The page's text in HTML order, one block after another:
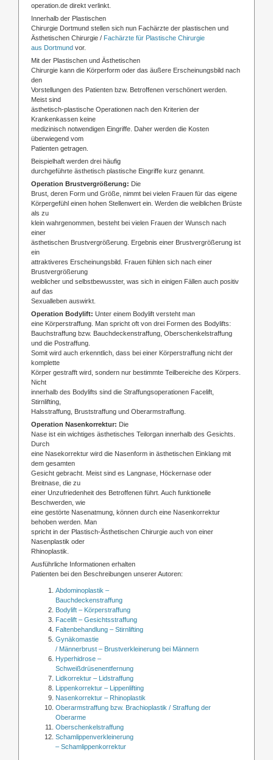
operation.de direkt verlinkt.
Innerhalb der Plastischen
Chirurgie Dortmund stellen sich nun Fachärzte der plastischen und
Ästhetischen Chirurgie / Fachärzte für Plastische Chirurgie
aus Dortmund vor.
Mit der Plastischen und Ästhetischen
Chirurgie kann die Körperform oder das äußere Erscheinungsbild nach
den
Vorstellungen des Patienten bzw. Betroffenen verschönert werden.
Meist sind
ästhetisch-plastische Operationen nach den Kriterien der
Krankenkassen keine
medizinisch notwendigen Eingriffe. Daher werden die Kosten
überwiegend vom
Patienten getragen.
Beispielhaft werden drei häufig
durchgeführte ästhetisch plastische Eingriffe kurz genannt.
Operation Brustvergrößerung: Die
Brust, deren Form und Größe, nimmt bei vielen Frauen für das eigene
Körpergefühl einen hohen Stellenwert ein. Werden die weiblichen Brüste
als zu
klein wahrgenommen, besteht bei vielen Frauen der Wunsch nach
einer
ästhetischen Brustvergrößerung. Ergebnis einer Brustvergrößerung ist
ein
attraktiveres Erscheinungsbild. Frauen fühlen sich nach einer
Brustvergrößerung
weiblicher und selbstbewusster, was sich in einigen Fällen auch positiv
auf das
Sexualleben auswirkt.
Operation Bodylift: Unter einem Bodylift versteht man
eine Körperstraffung. Man spricht oft von drei Formen des Bodylifts:
Bauchstraffung bzw. Bauchdeckenstraffung, Oberschenkelstraffung
und die Postraffung.
Somit wird auch erkenntlich, dass bei einer Körperstraffung nicht der
komplette
Körper gestrafft wird, sondern nur bestimmte Teilbereiche des Körpers.
Nicht
innerhalb des Bodylifts sind die Straffungsoperationen Facelift,
Stirnlifting,
Halsstraffung, Bruststraffung und Oberarmstraffung.
Operation Nasenkorrektur: Die
Nase ist ein wichtiges ästhetisches Teilorgan innerhalb des Gesichts.
Durch
eine Nasekorrektur wird die Nasenform in ästhetischen Einklang mit
dem gesamten
Gesicht gebracht. Meist sind es Langnase, Höckernase oder
Breitnase, die zu
einer Unzufriedenheit des Betroffenen führt. Auch funktionelle
Beschwerden, wie
eine gestörte Nasenatmung, können durch eine Nasenkorrektur
behoben werden. Man
spricht in der Plastisch-Ästhetischen Chirurgie auch von einer
Nasenplastik oder
Rhinoplastik.
Ausführliche Informationen erhalten
Patienten bei den Beschreibungen unserer Autoren:
Abdominoplastik –
Bauchdeckenstraffung
Bodylift – Körperstraffung
Facelift – Gesichtsstraffung
Faltenbehandlung – Stirnlifting
Gynäkomastie
/ Männerbrust – Brustverkleinerung bei Männern
Hyperhidrose –
Schweißdrüsenentfernung
Lidkorrektur – Lidstraffung
Lippenkorrektur – Lippenlifting
Nasenkorrektur – Rhinoplastik
Oberarmstraffung bzw. Brachioplastik / Straffung der
Oberarme
Oberschenkelstraffung
Schamlippenverkleinerung
– Schamlippenkorrektur